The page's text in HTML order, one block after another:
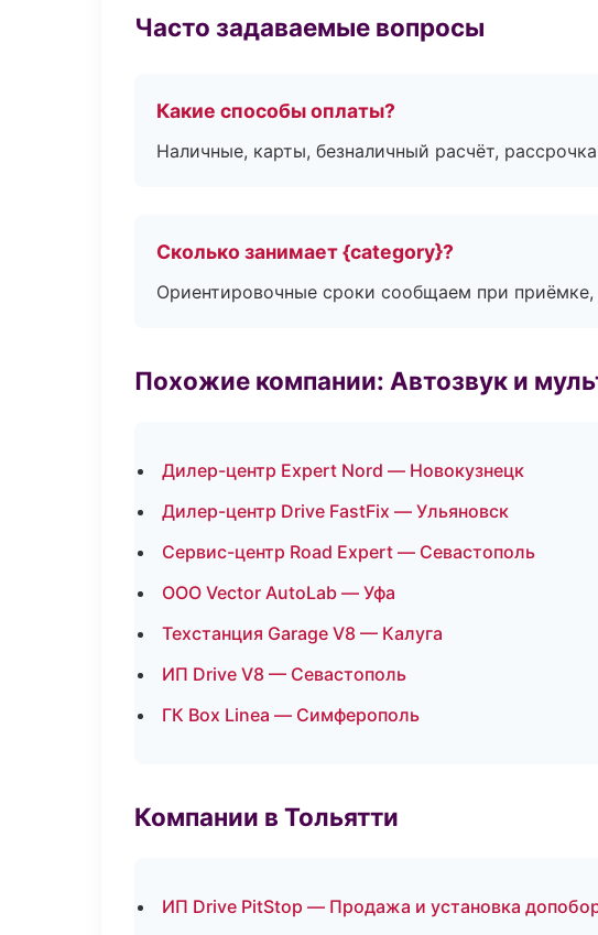
Часто задаваемые вопросы
Какие способы оплаты?
Наличные, карты, безналичный расчёт,
Сколько занимает {category}?
Ориентировочные сроки сообщаем при
Похожие компании: Автозвук и
Дилер-центр Expert Nord — Новокузнецк
Дилер-центр Drive FastFix — Ульяновск
Сервис-центр Road Expert — Севастополь
ООО Vector AutoLab — Уфа
Техстанция Garage V8 — Калуга
ИП Drive V8 — Севастополь
ГК Box Linea — Симферополь
Компании в Тольятти
ИП Drive PitStop — Продажа и установка